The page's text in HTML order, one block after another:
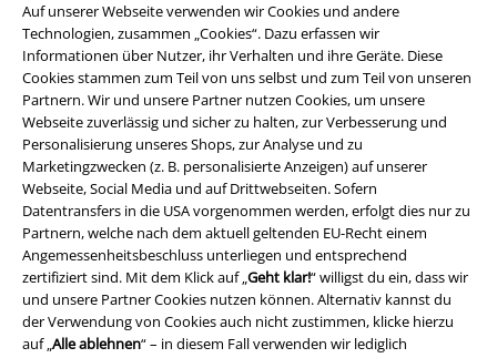
Auf unserer Webseite verwenden wir Cookies und andere
Technologien, zusammen „Cookies“. Dazu erfassen wir
Informationen über Nutzer, ihr Verhalten und ihre Geräte. Diese
Cookies stammen zum Teil von uns selbst und zum Teil von unseren
Partnern. Wir und unsere Partner nutzen Cookies, um unsere
Webseite zuverlässig und sicher zu halten, zur Verbesserung und
Personalisierung unseres Shops, zur Analyse und zu
Marketingzwecken (z. B. personalisierte Anzeigen) auf unserer
Webseite, Social Media und auf Drittwebseiten. Sofern
Datentransfers in die USA vorgenommen werden, erfolgt dies nur zu
Partnern, welche nach dem aktuell geltenden EU-Recht einem
Angemessenheitsbeschluss unterliegen und entsprechend
zertifiziert sind. Mit dem Klick auf „Geht klar!“ willigst du ein, dass wir
und unsere Partner Cookies nutzen können. Alternativ kannst du
der Verwendung von Cookies auch nicht zustimmen, klicke hierzu
auf „Alle ablehnen“ – in diesem Fall verwenden wir lediglich
Rechtliches
AGB
Impressum
Datenschutz